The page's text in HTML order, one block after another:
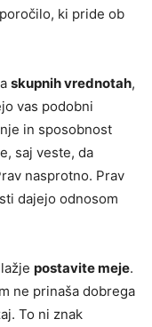
ki pride ob
skupnih vrednotah,
vas podobni
in sposobnost
saj veste, da
nasprotno. Prav
dajejo odnosom
postavite meje.
ne prinaša dobrega
To ni znak